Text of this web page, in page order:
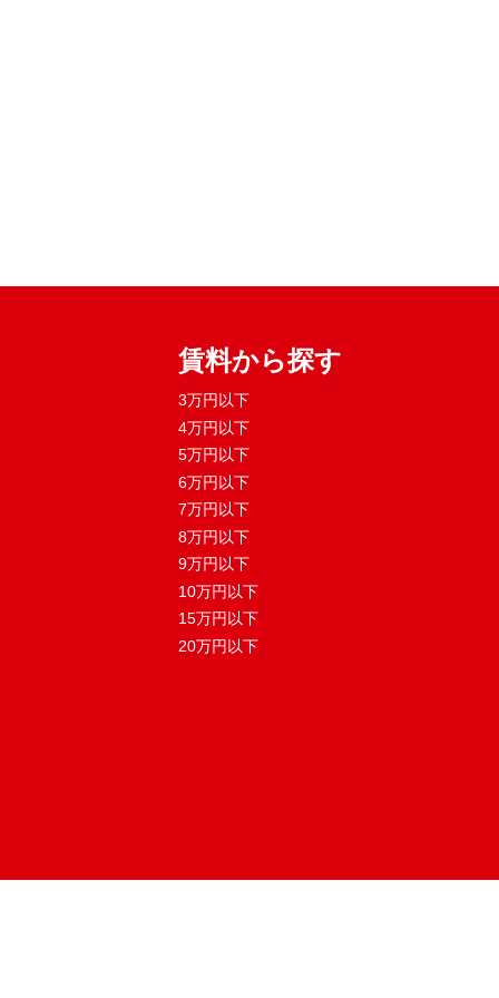
賃料から探す
3万円以下
4万円以下
5万円以下
6万円以下
7万円以下
8万円以下
9万円以下
10万円以下
15万円以下
20万円以下